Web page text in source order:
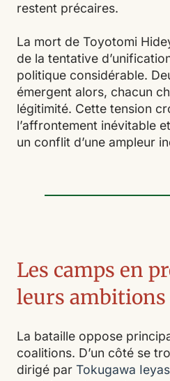
restent précaires.
La mort de Toyotomi
de la tentative
politique considérable.
émergent alors, chacun
légitimité. Cette tension
l’affrontement inévitable
un conflit d’une ampleur
Les camps en
leurs ambitions
La bataille oppose
coalitions. D’un côté se
dirigé par Tokugawa